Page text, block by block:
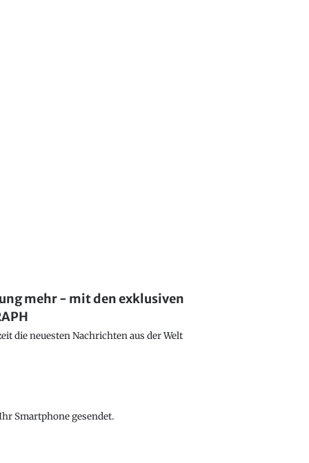
mehr - mit den exklusiven
die neuesten Nachrichten aus der Welt
Smartphone gesendet.